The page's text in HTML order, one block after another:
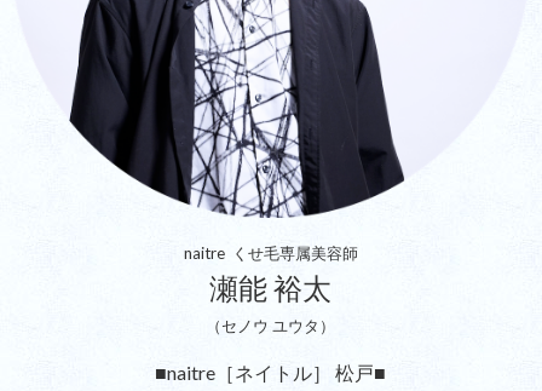
naitre くせ毛専属美容師
瀬能 裕太
（セノウ ユウタ）
■naitre［ネイトル］ 松戸■